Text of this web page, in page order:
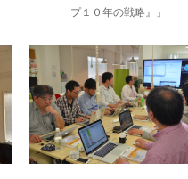
プ１０年の戦略』」